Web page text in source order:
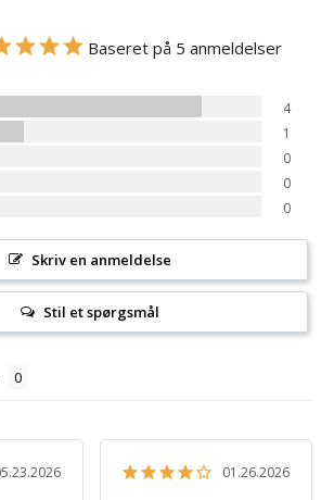
Baseret på 5 anmeldelser
4
1
0
0
0
Skriv en anmeldelse
Stil et spørgsmål
01.26.2026